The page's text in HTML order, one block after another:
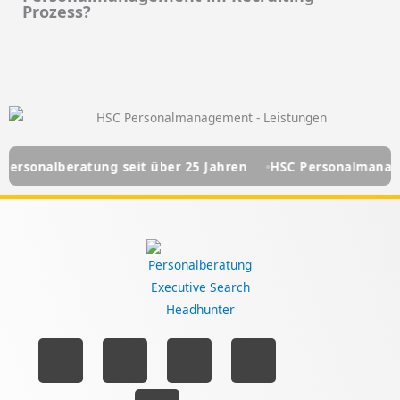
Prozess?
seit über 25 Jahren HSC Personalmanagement - Ihre
L Y F T
I